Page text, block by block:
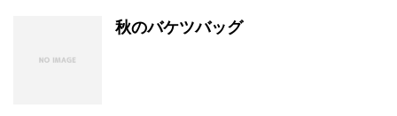
秋のバケツバッグ